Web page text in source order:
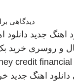
دیدگاهی
اهنگ جدید دانلود
و روسری خرید
credit financial
دانلود اهنگ جدید